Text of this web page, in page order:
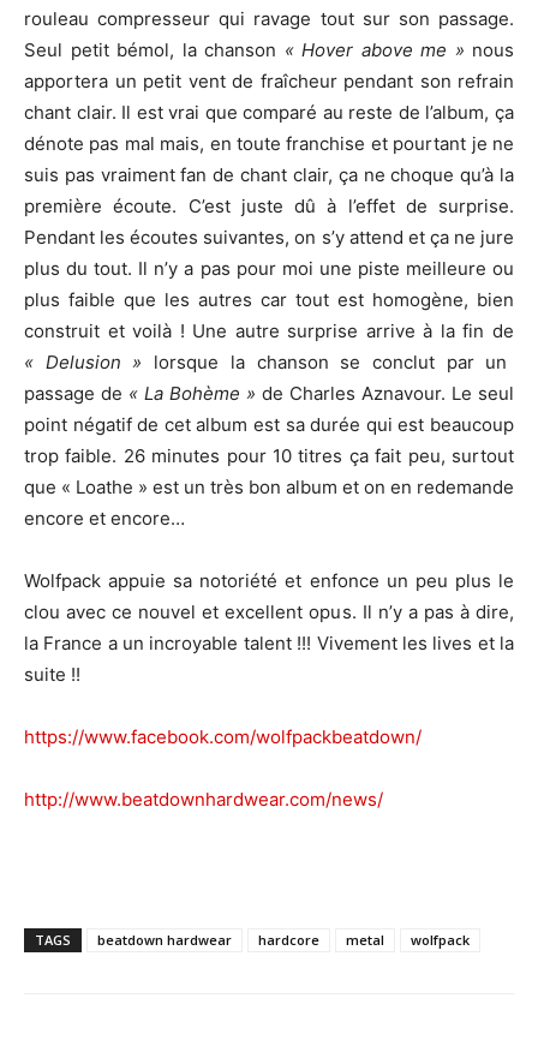
rouleau compresseur qui ravage tout sur son passage.
Seul petit bémol, la chanson « Hover above me » nous
apportera un petit vent de fraîcheur pendant son refrain
chant clair. Il est vrai que comparé au reste de l’album, ça
dénote pas mal mais, en toute franchise et pourtant je ne
suis pas vraiment fan de chant clair, ça ne choque qu’à la
première écoute. C’est juste dû à l’effet de surprise.
Pendant les écoutes suivantes, on s’y attend et ça ne jure
plus du tout. Il n’y a pas pour moi une piste meilleure ou
plus faible que les autres car tout est homogène, bien
construit et voilà ! Une autre surprise arrive à la fin de
« Delusion » lorsque la chanson se conclut par un
passage de « La Bohème » de Charles Aznavour. Le seul
point négatif de cet album est sa durée qui est beaucoup
trop faible. 26 minutes pour 10 titres ça fait peu, surtout
que « Loathe » est un très bon album et on en redemande
encore et encore…
Wolfpack appuie sa notoriété et enfonce un peu plus le
clou avec ce nouvel et excellent opus. Il n’y a pas à dire,
la France a un incroyable talent !!! Vivement les lives et la
suite !!
https://www.facebook.com/wolfpackbeatdown/
http://www.beatdownhardwear.com/news/
TAGS beatdown hardwear hardcore metal wolfpack